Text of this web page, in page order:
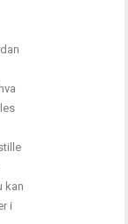
kan
i